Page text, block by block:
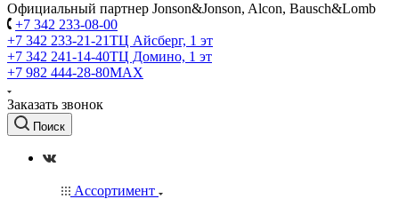
Официальный партнер Jonson&Jonson, Alcon, Bausch&Lomb
+7 342 233-08-00
+7 342 233-21-21ТЦ Айсберг, 1 эт
+7 342 241-14-40ТЦ Домино, 1 эт
+7 982 444-28-80MAX
Заказать звонок
Поиск
Ассортимент